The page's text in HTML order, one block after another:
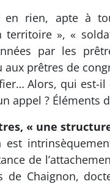
en rien, apte à
territoire », «
par les
prêtres de
Alors, qui est-il
appel ? Éléments
« une
de
de Chaignon,